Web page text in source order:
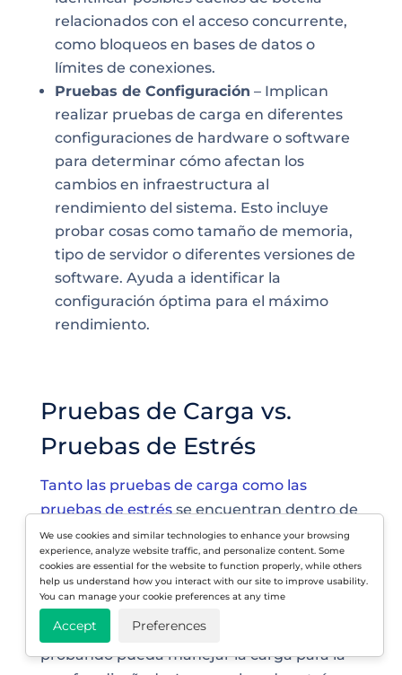
relacionados con el acceso concurrente,
como bloqueos en bases de datos o
límites de conexiones.
Pruebas de Configuración – Implican
realizar pruebas de carga en diferentes
configuraciones de hardware o software
para determinar cómo afectan los
cambios en infraestructura al
rendimiento del sistema. Esto incluye
probar cosas como tamaño de memoria,
tipo de servidor o diferentes versiones de
software. Ayuda a identificar la
configuración óptima para el máximo
rendimiento.
Pruebas de Carga vs.
Pruebas de Estrés
Tanto las pruebas de carga como las
pruebas de estrésse encuentran dentro de
la categoría de pruebas de rendimiento.
Las pruebas de carga determinan cómo se
comporta tu sitio web o aplicación durante
condiciones normales y picos de carga.
Garantizan que la función que estás
probando pueda manejar la carga para la
We use cookies and similar technologies to enhance your browsing
experience, analyze website traffic, and personalize content. Some
cookies are essential for the website to function properly, while others
help us understand how you interact with our site to improve usability.
You can manage your cookie preferences at any time
Accept Preferences